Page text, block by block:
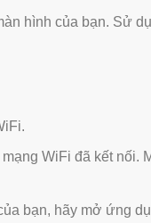
hình của bạn. Sử
WiFi đã kết nối.
bạn, hãy mở ứng